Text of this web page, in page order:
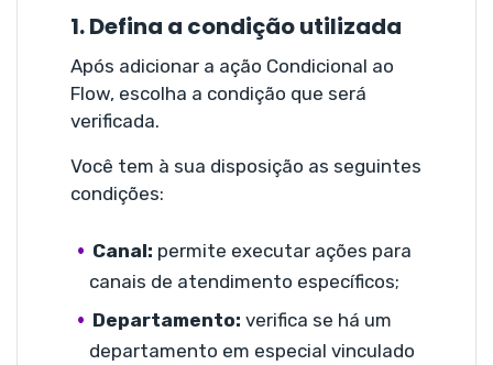
1. Defina a condição utilizada
Após adicionar a ação Condicional ao
Flow, escolha a condição que será
verificada.
Você tem à sua disposição as seguintes
condições:
Canal: permite executar ações para
canais de atendimento específicos;
Departamento: verifica se há um
departamento em especial vinculado